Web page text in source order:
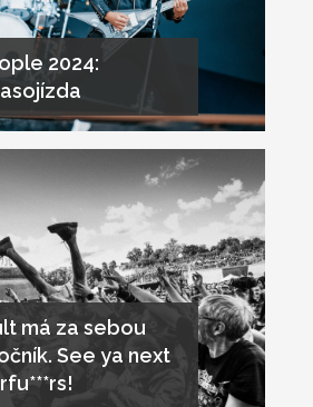
2024:
má za sebou
See ya next